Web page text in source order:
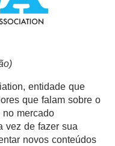
entidade que
que falam sobre o
mercado
vez de fazer sua
novos conteúdos